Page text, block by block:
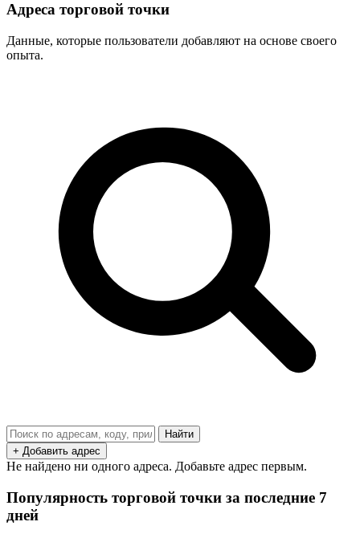
Адреса торговой точки
Данные, которые пользователи добавляют на основе своего
опыта.
Найти
+ Добавить адрес
Не найдено ни одного адреса. Добавьте адрес первым.
Популярность торговой точки за последние 7
дней